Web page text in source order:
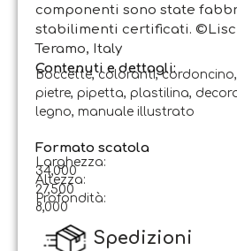
componenti sono state
stabilimenti certificati.
Teramo, Italy
Contenuti e dettagli:
Boccette, coloranti,
pietre, pipetta, plastilina,
legno, manuale illustrato
Formato scatola
Larghezza:
34,000
Altezza:
27,500
Profondità:
8,000
Spedizioni